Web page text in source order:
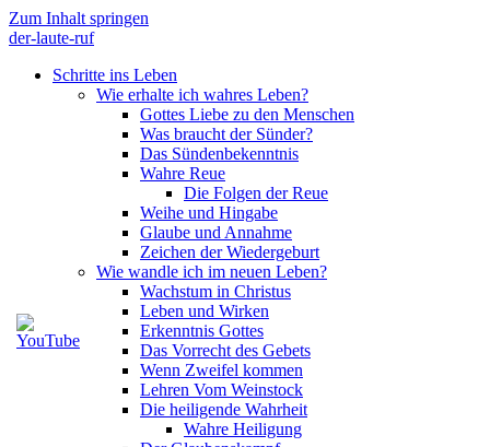
Zum Inhalt springen
der-laute-ruf
Schritte ins Leben
Wie erhalte ich wahres Leben?
Gottes Liebe zu den Menschen
Was braucht der Sünder?
Das Sündenbekenntnis
Wahre Reue
Die Folgen der Reue
Weihe und Hingabe
Glaube und Annahme
Zeichen der Wiedergeburt
Wie wandle ich im neuen Leben?
Wachstum in Christus
Leben und Wirken
Erkenntnis Gottes
Das Vorrecht des Gebets
Wenn Zweifel kommen
Lehren Vom Weinstock
Die heiligende Wahrheit
Wahre Heiligung